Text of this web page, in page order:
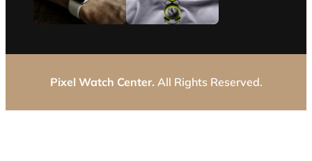
Pixel Watch Center. All Rights Reserved.